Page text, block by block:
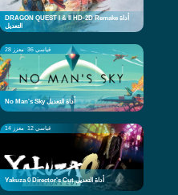
DRAGON QUEST I & II HD-2D Remake أداة
التعديل
قياسي 36 معزز 28
No Man's Sky أداة التعديل
قياسي 12 معزز 14
Yakuza 0 Director's Cut أداة التعديل